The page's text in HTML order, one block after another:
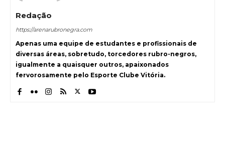
Redação
https://arenarubronegra.com
Apenas uma equipe de estudantes e profissionais de
diversas áreas, sobretudo, torcedores rubro-negros,
igualmente a quaisquer outros, apaixonados
fervorosamente pelo Esporte Clube Vitória.